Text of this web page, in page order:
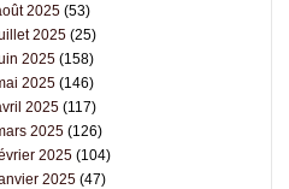
2025(53)
2025(25)
2025(158)
2025(146)
2025(117)
2025(126)
2025(104)
2025(47)